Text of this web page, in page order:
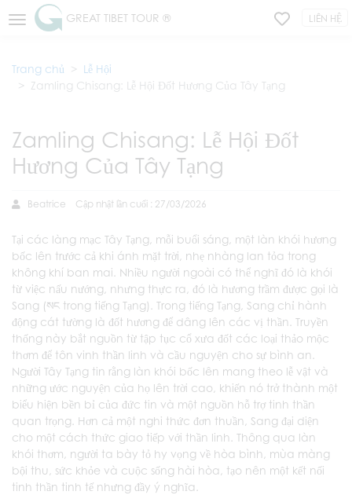
GREAT TIBET TOUR ® LIÊN HỆ
Trang chủ
Lễ Hội
Zamling Chisang: Lễ Hội Đốt Hương Của Tây Tạng
Zamling Chisang: Lễ Hội Đốt
Hương Của Tây Tạng
Beatrice Cập nhật lần cuối : 27/03/2026
Tại các làng mạc Tây Tạng, mỗi buổi sáng, một làn khói hương
bốc lên trước cả khi ánh mặt trời, nhẹ nhàng lan tỏa trong
không khí ban mai. Nhiều người ngoài có thể nghĩ đó là khói
từ việc nấu nướng, nhưng thực ra, đó là hương trầm được gọi là
Sang (སང trong tiếng Tạng). Trong tiếng Tạng, Sang chỉ hành
động cát tường là đốt hương để dâng lên các vị thần. Truyền
thống này bắt nguồn từ tập tục cổ xưa đốt các loại thảo mộc
thơm để tôn vinh thần linh và cầu nguyện cho sự bình an.
Người Tây Tạng tin rằng làn khói bốc lên mang theo lễ vật và
những ước nguyện của họ lên trời cao, khiến nó trở thành một
biểu hiện bền bỉ của đức tin và một nguồn hỗ trợ tinh thần
quan trọng. Hơn cả một nghi thức đơn thuần, Sang đại diện
cho một cách thức giao tiếp với thần linh. Thông qua làn
khói thơm, người ta bày tỏ hy vọng về hòa bình, mùa màng
bội thu, sức khỏe và cuộc sống hài hòa, tạo nên một kết nối
tinh thần tinh tế nhưng đầy ý nghĩa.